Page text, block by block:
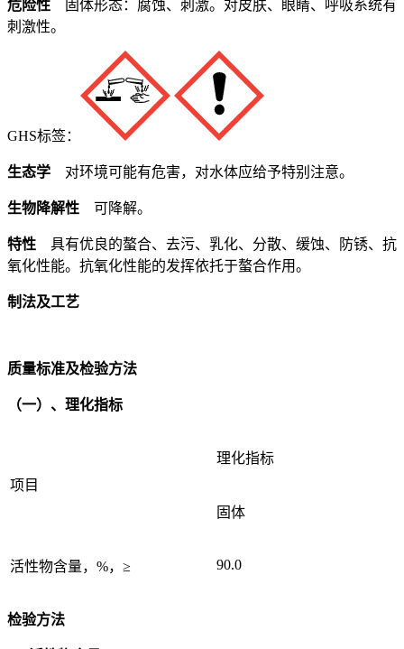
危险性
固体形态：腐蚀、刺激。对皮肤、眼睛、呼吸系统有
刺激性。
GHS标签：
生态学 对环境可能有危害，对水体应给予特别注意。
生物降解性 可降解。
特性 具有优良的螯合、去污、乳化、分散、缓蚀、防锈、抗
氧化性能。抗氧化性能的发挥依托于螯合作用。
制法及工艺
质量标准及检验方法
（一）、理化指标
项目
理化指标
固体
活性物含量，%，≥ 90.0
检验方法